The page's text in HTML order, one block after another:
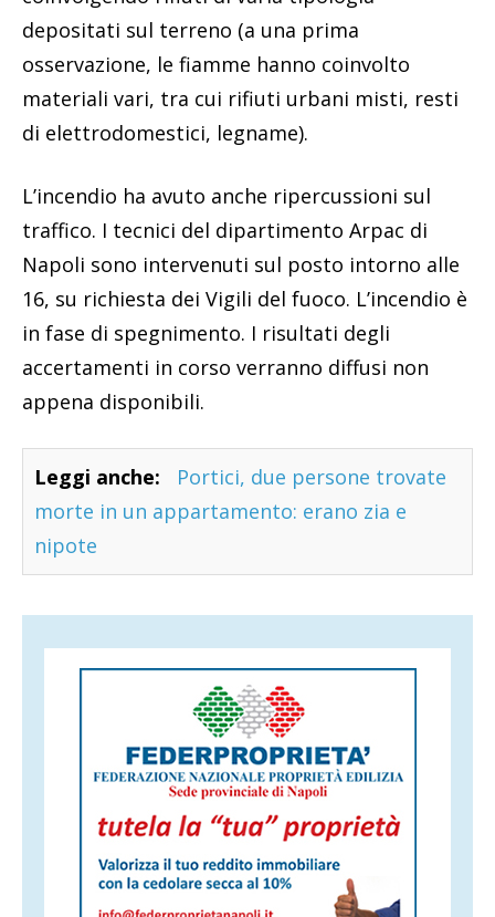
depositati sul terreno (a una prima
osservazione, le fiamme hanno coinvolto
materiali vari, tra cui rifiuti urbani misti, resti
di elettrodomestici, legname).
L’incendio ha avuto anche ripercussioni sul
traffico. I tecnici del dipartimento Arpac di
Napoli sono intervenuti sul posto intorno alle
16, su richiesta dei Vigili del fuoco. L’incendio è
in fase di spegnimento. I risultati degli
accertamenti in corso verranno diffusi non
appena disponibili.
Leggi anche:
Portici, due persone trovate
morte in un appartamento: erano zia e
nipote